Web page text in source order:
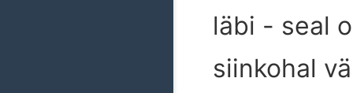
läbi - seal
siinkohal